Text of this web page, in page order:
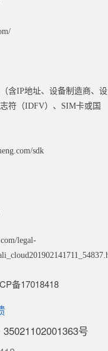
含IP地址、设备制造商、设
符（IDFV）、SIM卡或国
sdk
legal-
备17018418
号